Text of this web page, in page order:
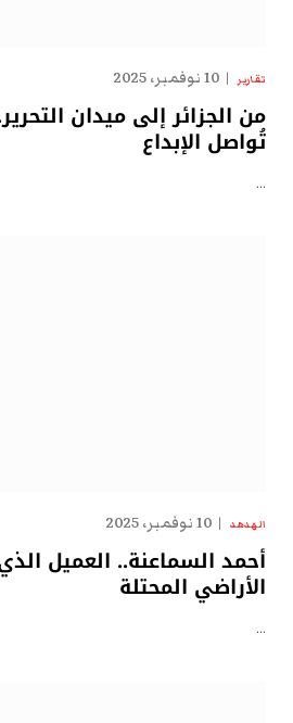
تقارير 10 نوفمبر، 2025
من الجزائر إلى ميدان
تُواصل الإبداع
…
الهدهد 10 نوفمبر، 2025
أحمد السماعنة.. العميل
الأراضي المحتلة
…